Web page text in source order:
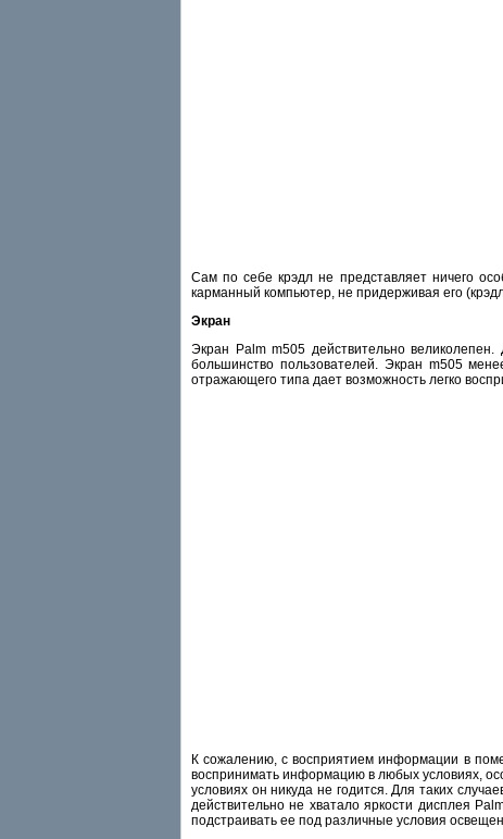
Сам по себе крэдл не представляет ничего
карманный компьютер, не придерживая его
Экран
Экран Palm m505 действительно
большинство пользователей. Экран m505
отражающего типа дает возможность легко
К сожалению, с восприятием информации в
воспринимать информацию в любых условиях,
условиях он никуда не годится. Для таких
действительно не хватало яркости дисплея
подстраивать ее под различные условия